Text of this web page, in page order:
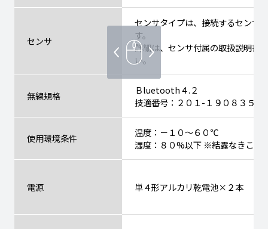
センサ
センサタイプは、接続するセンサ
す。
詳細は、センサ付属の取扱説明書
い。
無線規格
Ｂluetooth４.２
技適番号：２０１-１９０８３５
使用環境条件
温度：－１０～６０℃
湿度：８０%以下 ※結露なきこと
電源 単４形アルカリ乾電池×２本